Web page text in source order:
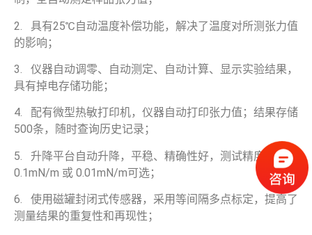
2. 具有25℃自动温度补偿功能，解决了温度对所测张力值
的影响；
3. 仪器自动调零、自动测定、自动计算、显示实验结果，
具有掉电存储功能；
4. 配有微型热敏打印机，仪器自动打印张力值；结果存储
500条，随时查询历史记录；
5. 升降平台自动升降，平稳、精确性好，测试精度
0.1mN/m 或 0.01mN/m可选；
6. 使用磁罐封闭式传感器，采用等间隔多点标定，提高了
测量结果的重复性和再现性；